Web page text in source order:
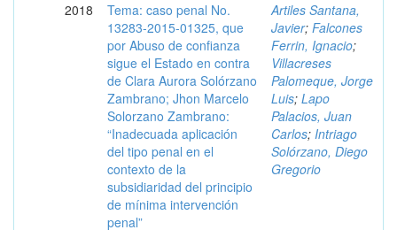
2018
Tema: caso penal No.
13283-2015-01325, que
por Abuso de confianza
sigue el Estado en contra
de Clara Aurora Solórzano
Zambrano; Jhon Marcelo
Solorzano Zambrano:
“Inadecuada aplicación
del tipo penal en el
contexto de la
subsidiaridad del principio
de mínima intervención
penal”
Artiles Santana,
Javier; Falcones
Ferrin, Ignacio;
Villacreses
Palomeque, Jorge
Luis; Lapo
Palacios, Juan
Carlos; Intriago
Solórzano, Diego
Gregorio